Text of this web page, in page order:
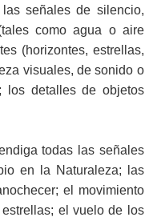
señales de silencio,
como agua o aire
(horizontes, estrellas,
visuales, de sonido o
los detalles de objetos
todas las señales
en la Naturaleza; las
el movimiento
el vuelo de los